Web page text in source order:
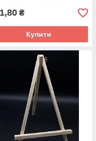
₴
Купити